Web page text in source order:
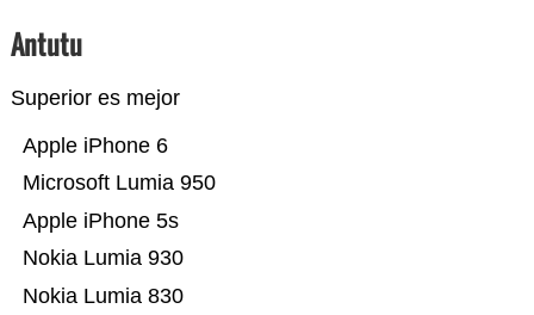
Antutu
Superior es mejor
Nokia Lumia 830
Nokia Lumia 930
Apple iPhone 5s
Microsoft Lumia 950
Apple iPhone 6